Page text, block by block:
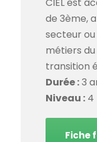
CIEL est
de 3ème,
secteur
métiers
transition
Durée :3
Niveau : 4
Fiche